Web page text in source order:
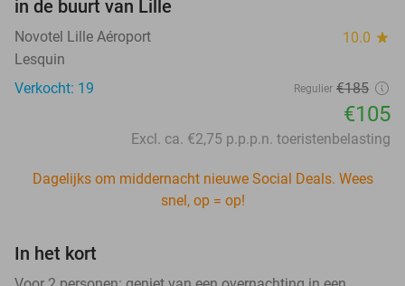
in de buurt van Lille
Novotel Lille Aéroport 10.0 star
Lesquin
Verkocht: 19
Regulier €185
€105
Excl. ca. €2,75 p.p.p.n. toeristenbelasting
Dagelijks om middernacht nieuwe Social Deals. Wees
snel, op = op!
In het kort